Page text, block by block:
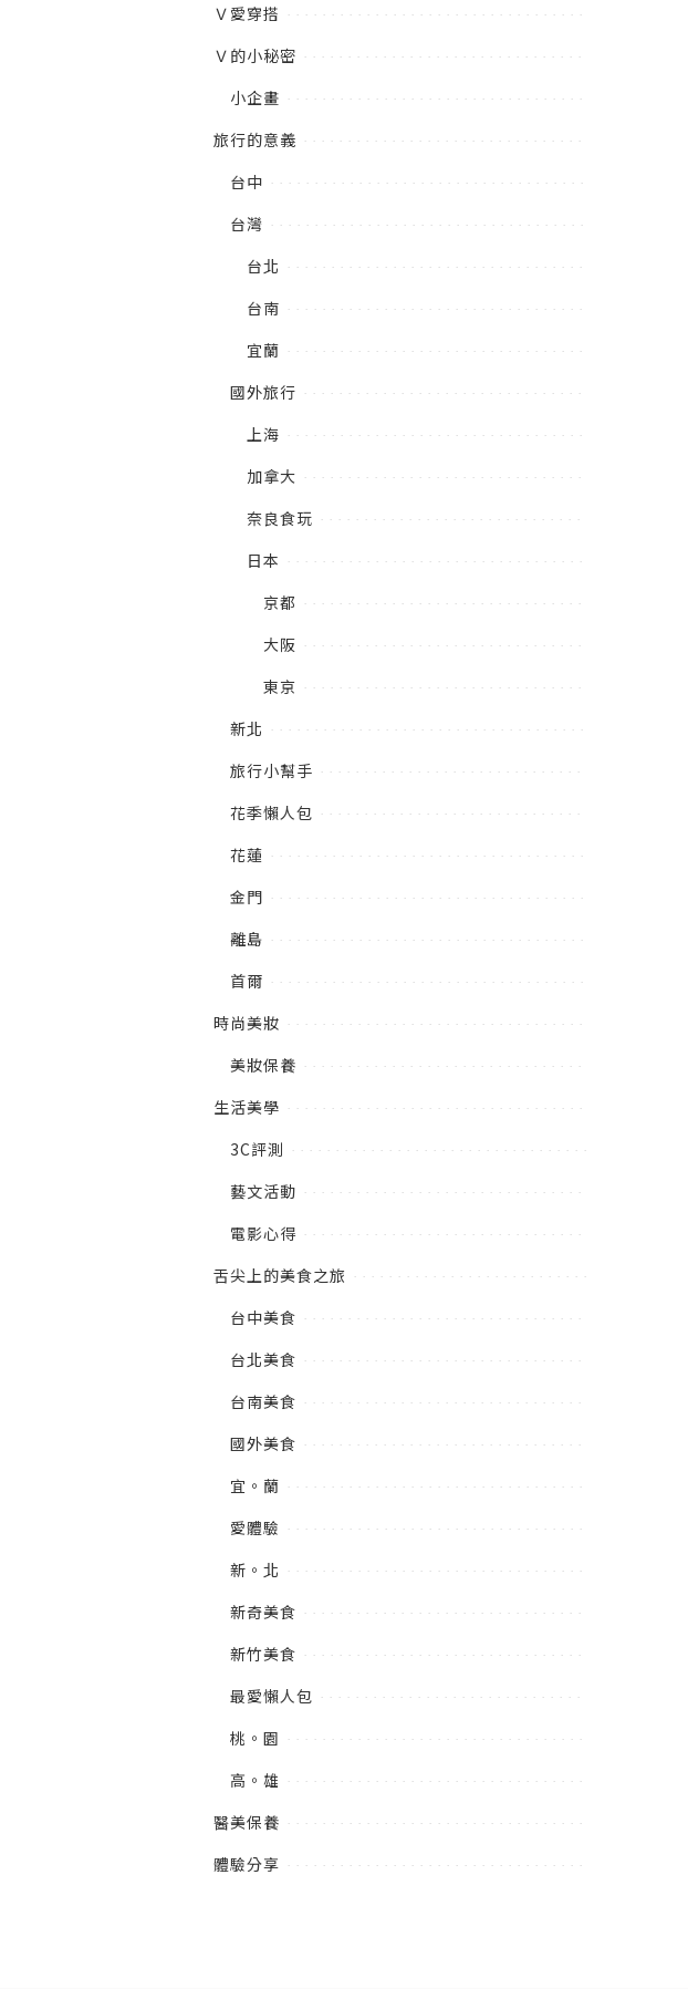
Ｖ愛穿搭
Ｖ的小秘密
小企畫
旅行的意義
台中
台灣
台北
台南
宜蘭
國外旅行
上海
加拿大
奈良食玩
日本
京都
大阪
東京
新北
旅行小幫手
花季懶人包
花蓮
金門
離島
首爾
時尚美妝
美妝保養
生活美學
3C評測
藝文活動
電影心得
舌尖上的美食之旅
台中美食
台北美食
台南美食
國外美食
宜。蘭
愛體驗
新。北
新奇美食
新竹美食
最愛懶人包
桃。園
高。雄
醫美保養
體驗分享